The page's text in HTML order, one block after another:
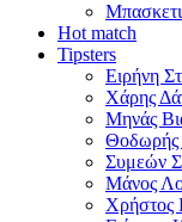
Hot match
Tipsters
Ειρήνη
Χάρης
Μηνάς
Θοδωρής
Συμεών
Μάνος
Χρήστος